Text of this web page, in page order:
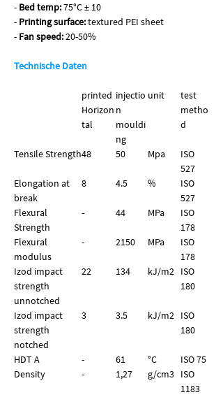
- Bed temp:75°C ± 10
- Printing surface:textured PEI sheet
- Fan speed:20-50%
Technische Daten
printed
Horizon
tal
injectio
n
mouldi
ng
unit
test
metho
d
Tensile Strength48 50 Mpa
ISO
527
Elongation at
break
8 4.5 %
ISO
527
Flexural
Strength
- 44 MPa
ISO
178
Flexural
modulus
- 2150 MPa
ISO
178
Izod impact
strength
unnotched
22 134 kJ/m2 ISO
180
Izod impact
strength
notched
3 3.5 kJ/m2 ISO
180
HDT A - 61 °C
ISO 75
Density
- 1,27 g/cm3 ISO
1183